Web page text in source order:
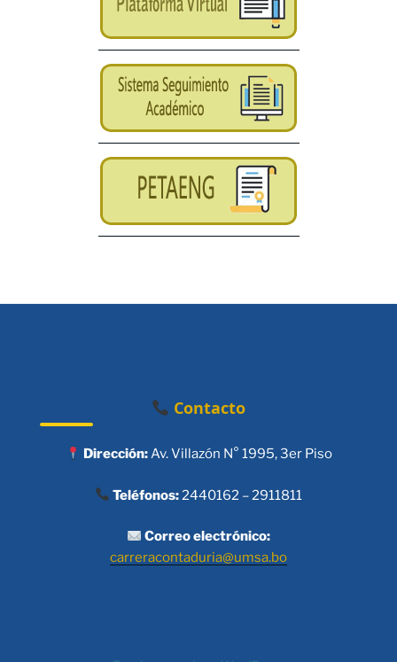
Contacto
Dirección:Av. Villazón N° 1995, 3er Piso
Teléfonos:2440162 – 2911811
Correo electrónico:
carreracontaduria@umsa.bo